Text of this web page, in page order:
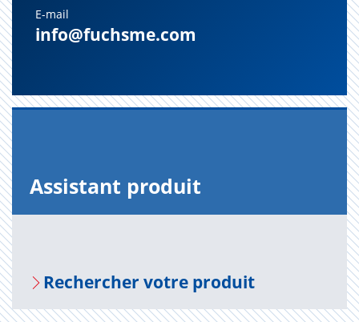
E-mail
info@fuchsme.com
Assis­tant pro­duit
Recher­cher votre pro­duit